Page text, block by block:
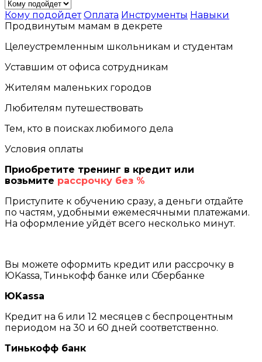
Кому подойдет Оплата Инструменты Навыки
Продвинутым мамам в декрете
Целеустремленным школьникам и студентам
Уставшим от офиса сотрудникам
Жителям маленьких городов
Любителям путешествовать
Тем, кто в поисках любимого дела
Условия оплаты
Приобретите тренинг в кредит или
возьмите рассрочку без %
Приступите к обучению сразу, а деньги отдайте
по частям, удобными ежемесячными платежами.
На оформление уйдёт всего несколько минут.
Вы можете оформить кредит или рассрочку в
ЮKassa, Тинькофф банке или Сбербанке
ЮKassa
Кредит на 6 или 12 месяцев с беспроцентным
периодом на 30 и 60 дней соответственно.
Тинькофф банк